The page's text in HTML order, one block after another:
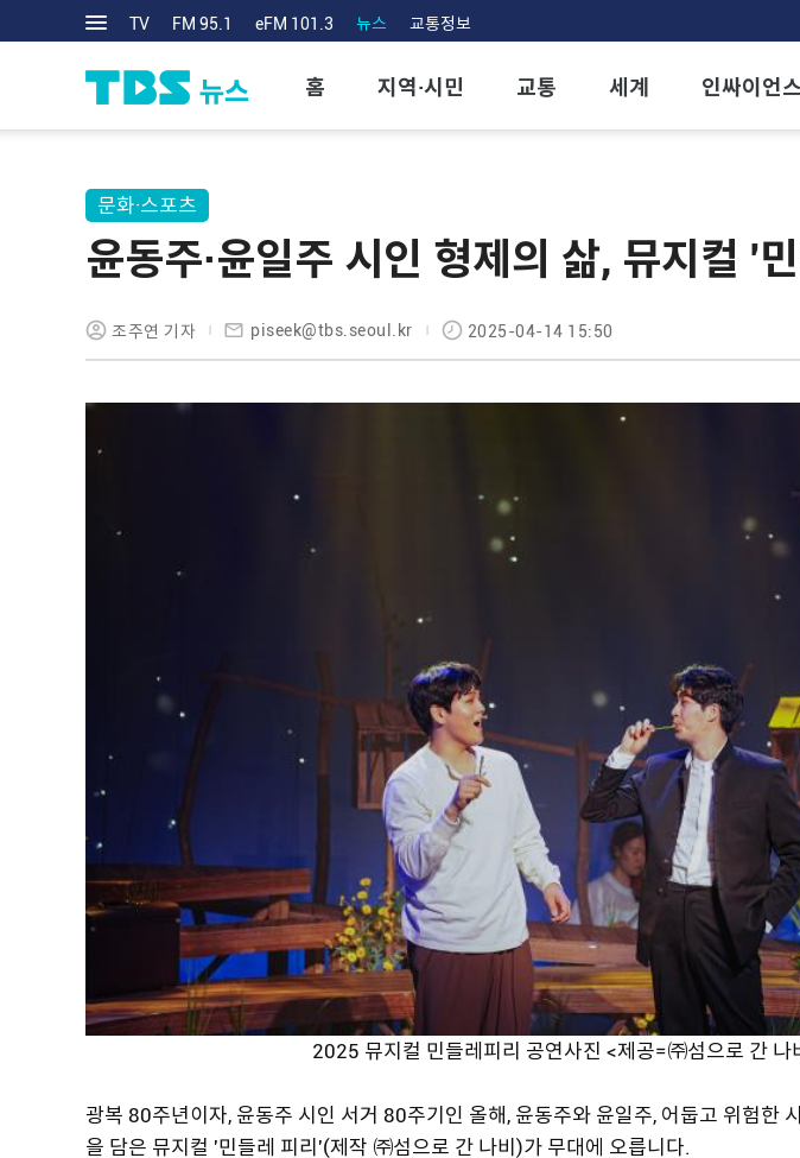
TV FM 95.1 eFM 101.3 뉴스 교통정보
홈 지역·시민 교통 세계 인싸이언스
문화·스포츠
윤동주·윤일주 시인 형제의 삶, 뮤지컬 '
조주연 기자 piseek@tbs.seoul.kr 2025-04-14 15:50
2025 뮤지컬 민들레피리 공연사진 <제공=㈜섬으로 간 나
광복 80주년이자, 윤동주 시인 서거 80주기인 올해, 윤동주와 윤일주, 어둡고 위험한
을 담은 뮤지컬 '민들레 피리'(제작 ㈜섬으로 간 나비)가 무대에 오릅니다.